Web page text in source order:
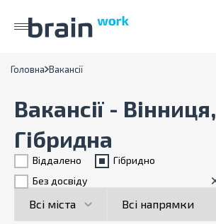
Головна Вакансії
Вакансії - Вінниця,
Гібридна
Віддалено
Гiбридно
Без досвіду